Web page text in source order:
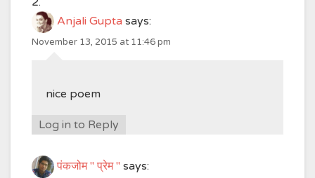
Anjali Gupta says:
November 13, 2015 at 11:46 pm
nice poem
Log in to Reply
पंकजोम " प्रेम " says: